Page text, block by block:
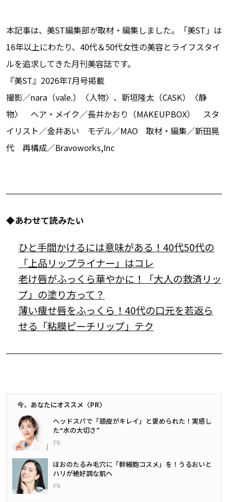
本記事は、美ST編集部が取材・編集しました。「美ST」は
16年以上にわたり、40代＆50代女性の美容とライフスタイ
ルを追求してきた月刊美容誌です。
『美ST』2026年7月号掲載
撮影／nara（vale.）〈人物〉、新垣隆太（CASK）〈静
物〉 ヘア・メイク／長井かおり（MAKEUPBOX） スタ
イリスト／金井あい モデル／MAO 取材・編集／新田晃
代 再構成／Bravoworks,Inc
◆あわせて読みたい
ひと手間かけるには意味がある！40代50代の
「上品リップライナー」はコレ
老け唇がふっくら華やかに！「大人の救済リッ
プ」の塗り方って？
薄い痩せ唇をふっくら！40代の口元を若返ら
せる「粘膜ピーチリップ」テク
今、あなたにオススメ〈PR〉
ヘッドスパで「頭皮がキレイ」と褒められた！実感し
た“水の大切さ”
ほおのたるみ毛穴に「幹細胞コスメ」を！うるおいと
ハリが絶好調な肌へ